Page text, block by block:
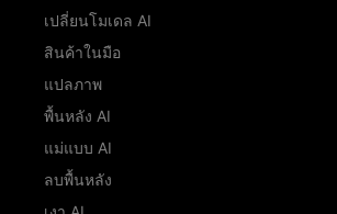
เปลี่ยนโมเดล AI
สินค้าในมือ
แปลภาพ
พื้นหลัง AI
แม่แบบ AI
ลบพื้นหลัง